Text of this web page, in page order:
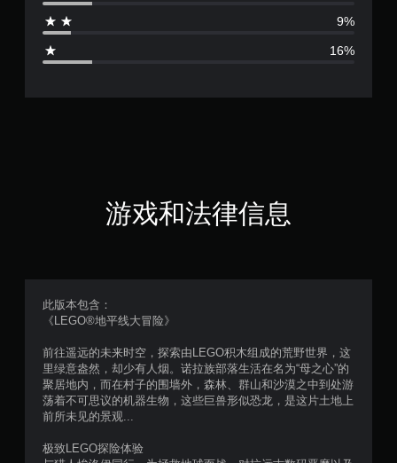
颗
，
9
9%
16%
游戏和法律信息
此版本包含：
《LEGO®地平线大冒险》
前往遥远的未来时空，探索由LEGO积木组成的荒野世界，这
里绿意盎然，却少有人烟。诺拉族部落生活在名为“母之心”的
聚居地内，而在村子的围墙外，森林、群山和沙漠之中到处游
荡着不可思议的机器生物，这些巨兽形似恐龙，是这片土地上
前所未见的景观...
极致LEGO探险体验